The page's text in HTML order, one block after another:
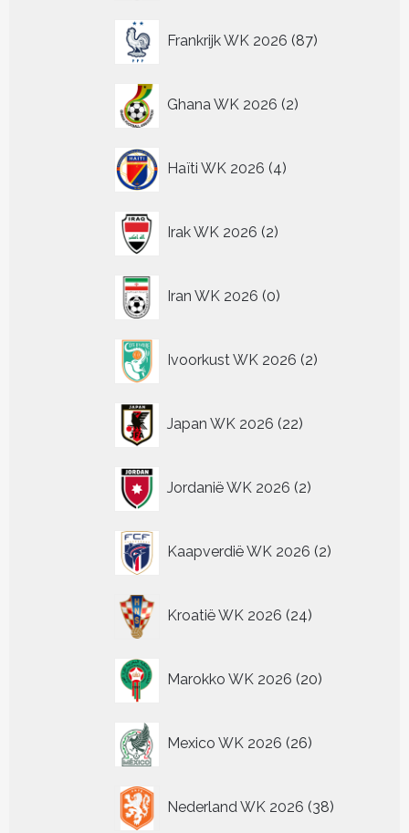
Frankrijk WK 2026 87
producten
Ghana WK 2026 2
producten
Haïti WK 2026 4
producten
Irak WK 2026 2
producten
Iran WK 2026 0
producten
Ivoorkust WK 2026 2
producten
Japan WK 2026 22
producten
Jordanië WK 2026 2
producten
Kaapverdië WK 2026 2
producten
Kroatië WK 2026 24
producten
Marokko WK 2026 20
producten
Mexico WK 2026 26
producten
Nederland WK 2026 38
producten